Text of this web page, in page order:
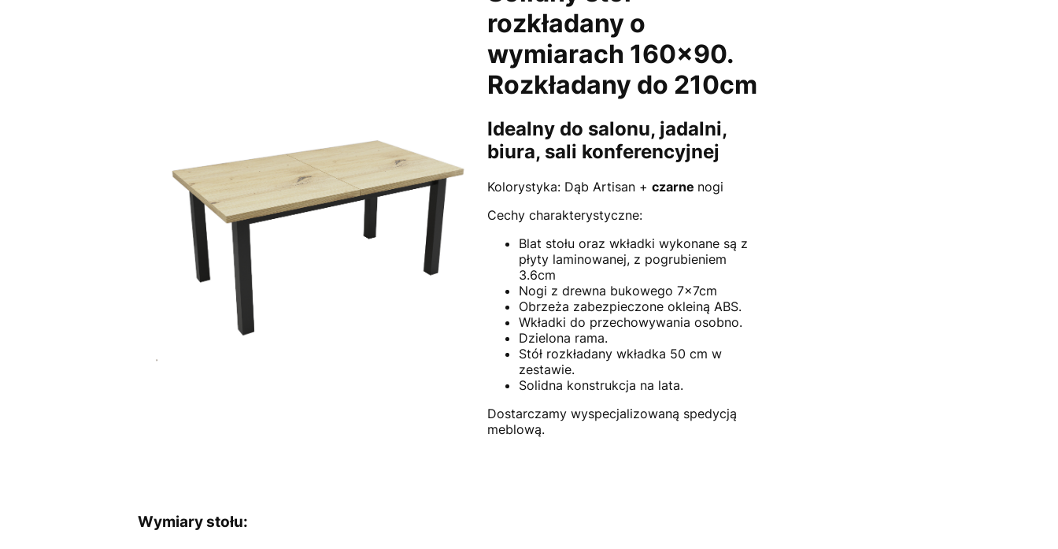
rozkładany o
wymiarach 160x90.
Rozkładany do 210cm
Idealny do salonu, jadalni,
biura, sali konferencyjnej
Kolorystyka: Dąb Artisan + czarne nogi
Cechy charakterystyczne:
Blat stołu oraz wkładki wykonane są z
płyty laminowanej, z pogrubieniem
3.6cm
Nogi z drewna bukowego 7x7cm
Obrzeża zabezpieczone okleiną ABS.
Wkładki do przechowywania osobno.
Dzielona rama.
Stół rozkładany wkładka 50 cm w
zestawie.
Solidna konstrukcja na lata.
Dostarczamy wyspecjalizowaną spedycją
meblową.
Wymiary stołu: